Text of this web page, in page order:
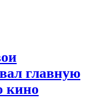
главную
кино